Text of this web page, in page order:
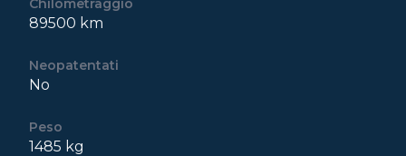
Chilometraggio
89500 km
Neopatentati
No
Peso
1485 kg